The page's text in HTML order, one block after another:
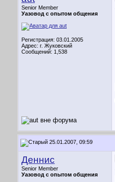
Senior Member
Уазовод с опытом общения
Регистрация: 03.01.2005
Адрес: г. Жуковский
Сообщений: 1,538
25.01.2007, 09:59
Деннис
Senior Member
Уазовод с опытом общения